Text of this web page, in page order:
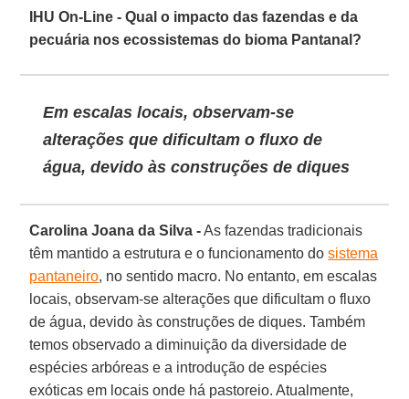
IHU On-Line - Qual o impacto das fazendas e da
pecuária nos ecossistemas do bioma Pantanal?
Em escalas locais, observam-se
alterações que dificultam o fluxo de
água, devido às construções de diques
Carolina Joana da Silva -As fazendas tradicionais
têm mantido a estrutura e o funcionamento dosistema
pantaneiro, no sentido macro. No entanto, em escalas
locais, observam-se alterações que dificultam o fluxo
de água, devido às construções de diques. Também
temos observado a diminuição da diversidade de
espécies arbóreas e a introdução de espécies
exóticas em locais onde há pastoreio. Atualmente,